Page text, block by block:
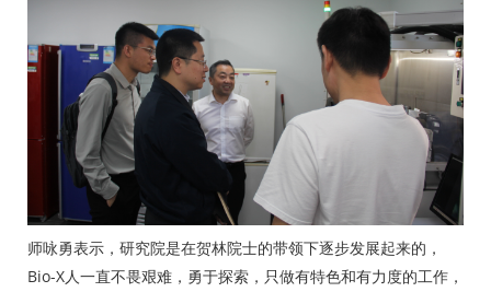
师咏勇表示，研究院是在贺林院士的带领下逐步发展起来的，
Bio-X人一直不畏艰难，勇于探索，只做有特色和有力度的工作，